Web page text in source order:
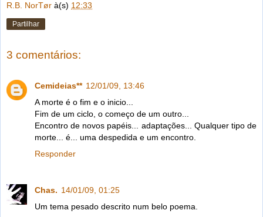
R.B. NorTør à(s) 12:33
Partilhar
3 comentários:
Cemideias** 12/01/09, 13:46
A morte é o fim e o inicio...
Fim de um ciclo, o começo de um outro...
Encontro de novos papéis... adaptações... Qualquer tipo de
morte... é... uma despedida e um encontro.
Responder
Chas. 14/01/09, 01:25
Um tema pesado descrito num belo poema.